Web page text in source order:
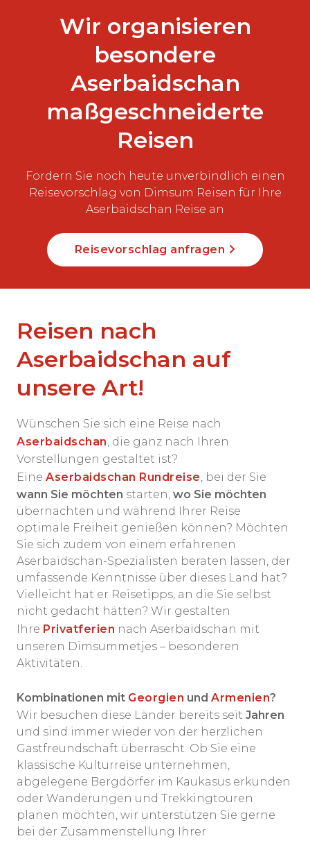
Wir organisieren
besondere
Aserbaidschan
maßgeschneiderte
Reisen
Fordern Sie noch heute unverbindlich einen
Reisevorschlag von Dimsum Reisen für Ihre
Aserbaidschan Reise an
Reisevorschlag anfragen
Reisen nach
Aserbaidschan auf
unsere Art!
Wünschen Sie sich eine Reise nach
Aserbaidschan, die ganz nach Ihren
Vorstellungen gestaltet ist?
Eine Aserbaidschan Rundreise, bei der Sie
wann Sie möchten starten, wo Sie möchten
übernachten und während Ihrer Reise
optimale Freiheit genießen können? Möchten
Sie sich zudem von einem erfahrenen
Aserbaidschan-Spezialisten beraten lassen, der
umfassende Kenntnisse über dieses Land hat?
Vielleicht hat er Reisetipps, an die Sie selbst
nicht gedacht hätten? Wir gestalten
Ihre Privatferien nach Aserbaidschan mit
unseren Dimsummetjes – besonderen
Aktivitäten.
Kombinationen mit Georgien und Armenien?
Wir besuchen diese Länder bereits seit Jahren
und sind immer wieder von der herzlichen
Gastfreundschaft überrascht. Ob Sie eine
klassische Kulturreise unternehmen,
abgelegene Bergdörfer im Kaukasus erkunden
oder Wanderungen und Trekkingtouren
planen möchten, wir unterstützen Sie gerne
bei der Zusammenstellung Ihrer